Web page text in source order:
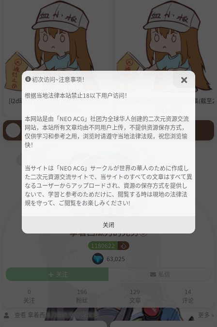
[l2d动画/有修正]雪/yuki大佬作品至26
[3D动画][6thChariot]作品合集(截至
登录后才能发言哦！
拿着西瓜刀的克劳⑨
1180622
心
63,025
关注
私信
0
关注
196
粉丝
129
文章
14
评论
查看 拿着西瓜刀的克劳⑨ 的文章
更多 »
初次访问~注意事项！
根据当地法律本站禁止18以下用户访问！
本网站是由「NEO ACG」社团为全球华人创建的二次元资源交流
网站，本站所有文章均由不同用户上传，不提供资源保存方式，
仅供学习和参考之用，浏览时请遵守当地法律法规，祝您浏览愉
快！
当サイトは「NEO ACG」サークルが世界の華人のために作成し
た二次元資源交流サイトで、当サイトのすべての文章はすべて異
なるユーザーからアップロードされ、資源の保存方式を提供し
ないで、学習と参考のためだけに、閲覧する時は現地の法律法
規を守って、ご閲覧をお楽しみください!
关闭